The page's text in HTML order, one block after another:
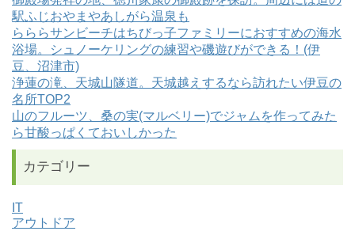
駅ふじおやまやあしがら温泉も
らららサンビーチはちびっ子ファミリーにおすすめの海水
浴場。シュノーケリングの練習や磯遊びができる！(伊
豆、沼津市)
浄蓮の滝、天城山隧道。天城越えするなら訪れたい伊豆の
名所TOP2
山のフルーツ、桑の実(マルベリー)でジャムを作ってみた
ら甘酸っぱくておいしかった
カテゴリー
IT
アウトドア